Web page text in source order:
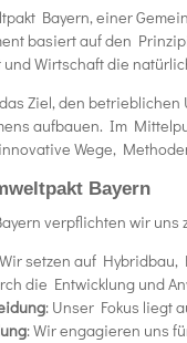
Bayern, einer
basiert auf den
Wirtschaft die
Ziel, den
aufbauen. Im
Wege,
Bayern
verpflichten wir
setzen auf Hybridbau,
die Entwicklung und
: Unser Fokus liegt
: Wir engagieren uns